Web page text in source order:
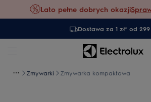
Lato pełne dobrych okazji
Dostawa za 1 zł* od 299
Zmywarki Zmywarka kompaktowa